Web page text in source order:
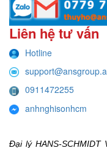
Liên hệ tư vấn
Hotline
0911472255
anhnghisonhcm
Đại lý HANS-SCHMIDT